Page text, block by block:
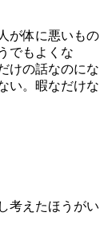
が体に悪いもの
でもよくな
けの話なのにな
い。暇なだけな
考えたほうがい